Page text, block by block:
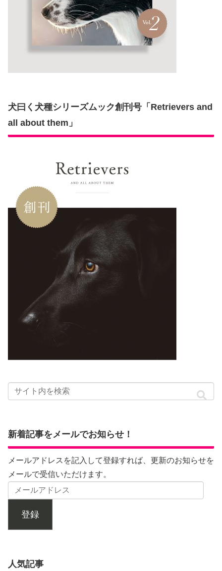
犬曰く犬種シリーズムック創刊号「Retrievers and
all about them」
新着記事をメールでお知らせ！
メールアドレスを記入して登録すれば、更新のお知らせを
メールで受信いただけます。
登録
人気記事